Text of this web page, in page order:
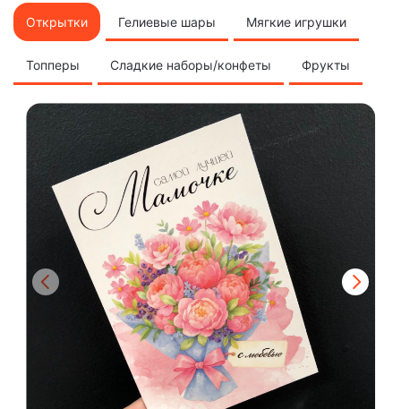
Открытки Гелиевые шары Мягкие игрушки
Топперы Сладкие наборы/конфеты Фрукты